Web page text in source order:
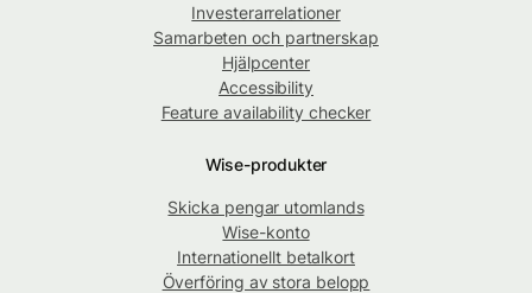
Investerarrelationer
Samarbeten och partnerskap
Hjälpcenter
Accessibility
Feature availability checker
Wise-produkter
Skicka pengar utomlands
Wise-konto
Internationellt betalkort
Överföring av stora belopp